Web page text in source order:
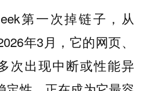
第一次掉链子，从
年3月，它的网页、
次出现中断或性能异